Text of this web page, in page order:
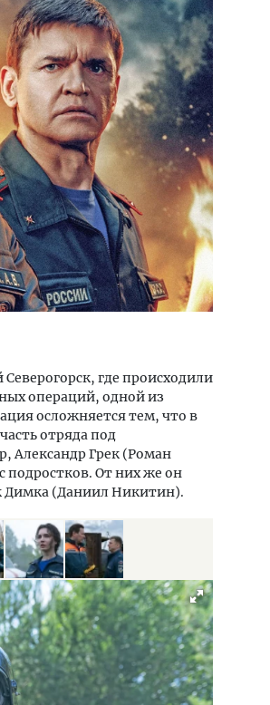
где происходили
операций, одной из
осложняется тем, что в
отряда под
Александр Грек (Роман
подростков. От них же он
Димка (Даниил Никитин).